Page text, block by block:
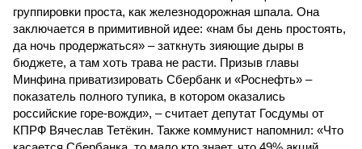
группировки проста, как железнодорожная шпала. Она
заключается в примитивной идее: «нам бы день простоять,
да ночь продержаться» – заткнуть зияющие дыры в
бюджете, а там хоть трава не расти. Призыв главы
Минфина приватизировать Сбербанк и «Роснефть» –
показатель полного тупика, в котором оказались
российские горе-вожди», – считает депутат Госдумы от
КПРФ Вячеслав Тетёкин. Также коммунист напомнил: «Что